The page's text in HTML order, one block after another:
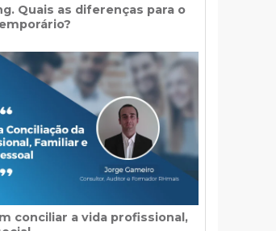
Quais as diferenças para o
conciliar a vida profissional,